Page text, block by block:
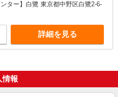
週5日9時-13時の場合 月10万円〜
修制度あり 収入保障期間：12か月
ンター】白鷺 東京都中野区白鷺2-6-
詳細を見る
情報